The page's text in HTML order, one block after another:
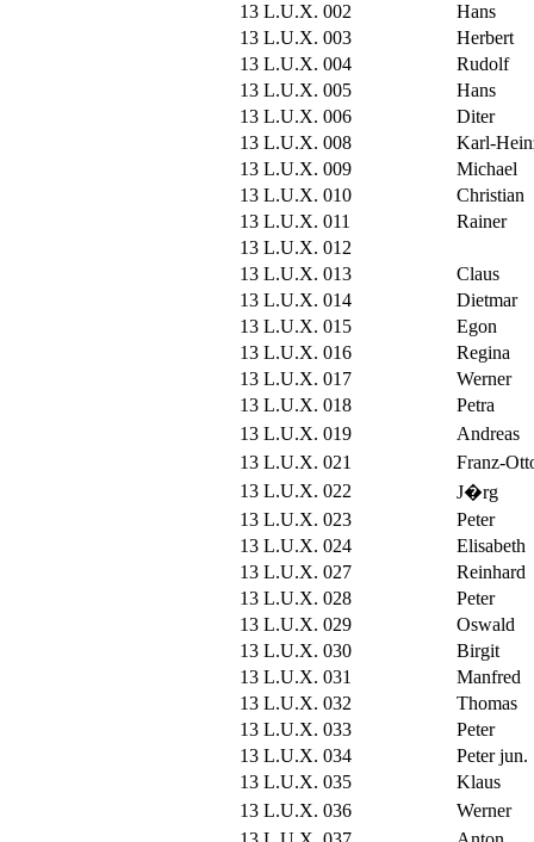
13 L.U.X. 002
Hans
13 L.U.X. 003
Herbert
13 L.U.X. 004
Rudolf
13 L.U.X. 005
Hans
13 L.U.X. 006
Diter
13 L.U.X. 008
Karl-
13 L.U.X. 009
Michael
13 L.U.X. 010
Christian
13 L.U.X. 011
Rainer
13 L.U.X. 012
13 L.U.X. 013
Claus
13 L.U.X. 014
Dietmar
13 L.U.X. 015
Egon
13 L.U.X. 016
Regina
13 L.U.X. 017
Werner
13 L.U.X. 018
Petra
13 L.U.X. 019
Andreas
13 L.U.X. 021
Franz-
13 L.U.X. 022
J�rg
13 L.U.X. 023
Peter
13 L.U.X. 024
Elisabeth
13 L.U.X. 027
Reinhard
13 L.U.X. 028
Peter
13 L.U.X. 029
Oswald
13 L.U.X. 030
Birgit
13 L.U.X. 031
Manfred
13 L.U.X. 032
Thomas
13 L.U.X. 033
Peter
13 L.U.X. 034
Peter jun.
13 L.U.X. 035
Klaus
13 L.U.X. 036
Werner